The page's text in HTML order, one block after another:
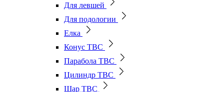
Для левшей
Для подологии
Елка
Конус ТВС
Парабола ТВС
Цилиндр ТВС
Шар ТВС